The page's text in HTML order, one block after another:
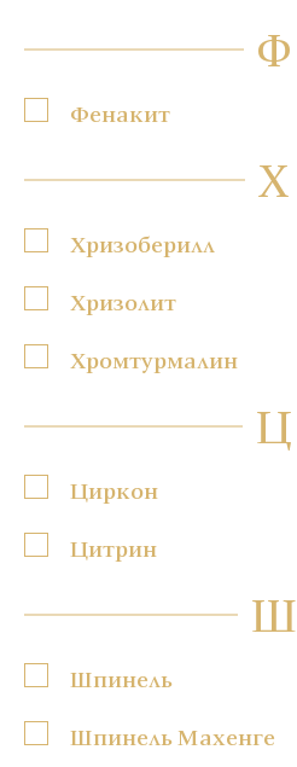
Ф
Фенакит
Х
Хризоберилл
Хризолит
Хромтурмалин
Ц
Циркон
Цитрин
Ш
Шпинель
Шпинель Махенге